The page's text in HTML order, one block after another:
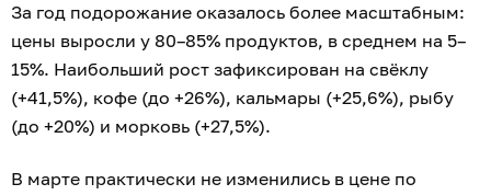
За год подорожание оказалось более масштабным:
цены выросли у 80–85% продуктов, в среднем на 5–
15%. Наибольший рост зафиксирован на свёклу
(+41,5%), кофе (до +26%), кальмары (+25,6%), рыбу
(до +20%) и морковь (+27,5%).
В марте практически не изменились в цене по